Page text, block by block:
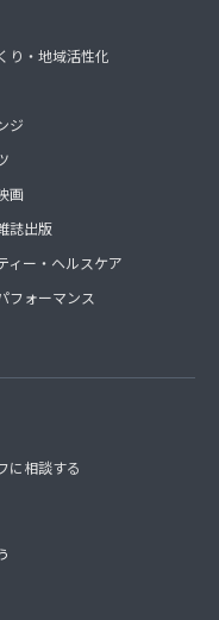
り・地域活性化
ジ
画
誌出版
ィー・ヘルスケア
フォーマンス
に相談する